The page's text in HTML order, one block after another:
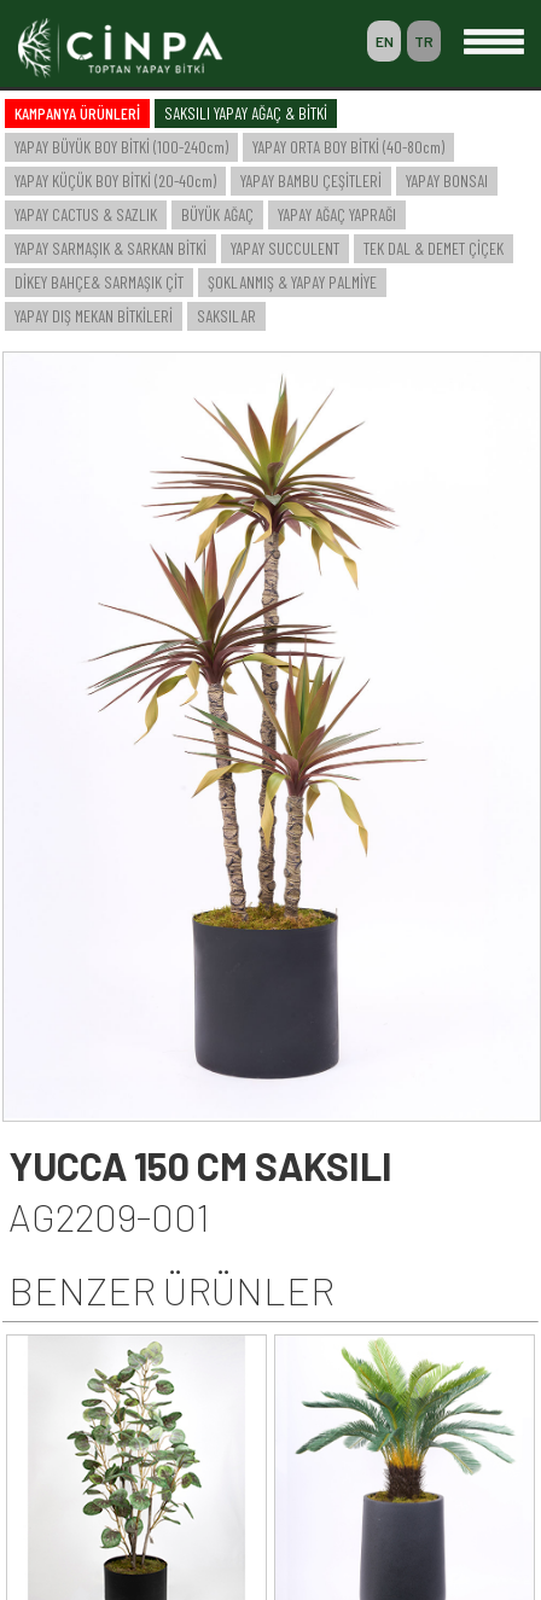
EN TR
SEPETİM
ÜYELİK
-- ANASAYFA --
-- KURUMSAL --
SAKSILI YAPAY AĞAÇ & BİTKİ
YAPAY ORTA BOY BİTKİ (40-80cm)
YAPAY KÜÇÜK BOY BİTKİ (20-40cm)
YAPAY BAMBU ÇEŞİTLERİ
YAPAY BONSAI
YAPAY CACTUS & SAZLIK
BÜYÜK AĞAÇ
YAPAY AĞAÇ YAPRAĞI
YAPAY SARMAŞIK & SARKAN BİTKİ
YAPAY SUCCULENT
TEK DAL & DEMET ÇİÇEK
DİKEY BAHÇE& SARMAŞIK ÇİT
ŞOKLANMIŞ & YAPAY PALMİYE
YAPAY DIŞ MEKAN BİTKİLERİ
SAKSILAR
--- HABERLER --
-- İLETİŞİM --
KAMPANYA ÜRÜNLERİ
SAKSILI YAPAY AĞAÇ & BİTKİ
YAPAY BÜYÜK BOY BİTKİ (100-240cm)
YAPAY ORTA BOY BİTKİ (40-80cm)
YAPAY KÜÇÜK BOY BİTKİ (20-40cm)
YAPAY BAMBU ÇEŞİTLERİ
YAPAY BONSAI
YAPAY CACTUS & SAZLIK
BÜYÜK AĞAÇ
YAPAY AĞAÇ YAPRAĞI
YAPAY SARMAŞIK & SARKAN BİTKİ
YAPAY SUCCULENT
TEK DAL & DEMET ÇİÇEK
DİKEY BAHÇE& SARMAŞIK ÇİT
ŞOKLANMIŞ & YAPAY PALMİYE
YAPAY DIŞ MEKAN BİTKİLERİ
SAKSILAR
YUCCA 150 CM SAKSILI
AG2209-001
BENZER ÜRÜNLER